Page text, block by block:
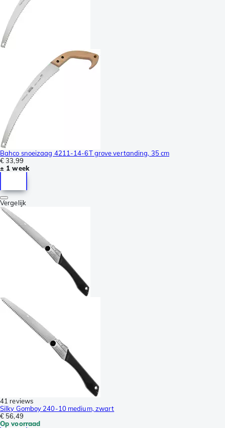
Bahco snoeizaag 4211-14-6T grove vertanding, 35 cm
€ 33,99
± 1 week
Vergelijk
41 reviews
Silky Gomboy 240-10 medium, zwart
€ 56,49
Op voorraad